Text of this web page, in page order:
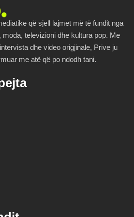
që sjell lajmet më të fundit nga
televizioni dhe kultura pop. Me
dhe video origjinale, Prive ju
me atë që po ndodh tani.